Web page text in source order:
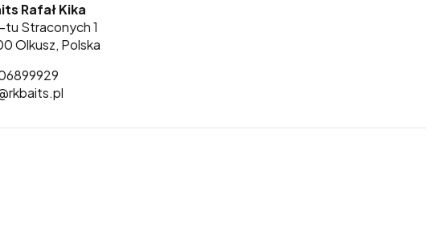
Rafał Kika
Straconych 1
Olkusz, Polska